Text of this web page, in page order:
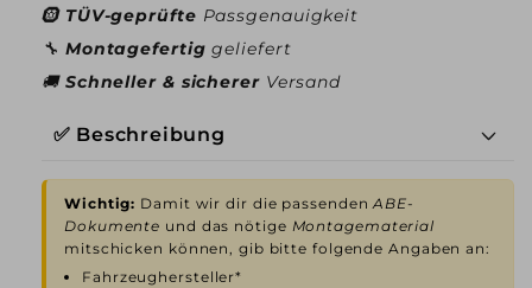
🛞 TÜV-geprüfte Passgenauigkeit
🔧 Montagefertiggeliefert
🚚 Schneller & sicherer Versand
✅ Beschreibung
Wichtig: Damit wir dir die passendenABE-
Dokumente und das nötige Montagematerial
mitschicken können, gib bitte folgende Angaben an:
Fahrzeughersteller*